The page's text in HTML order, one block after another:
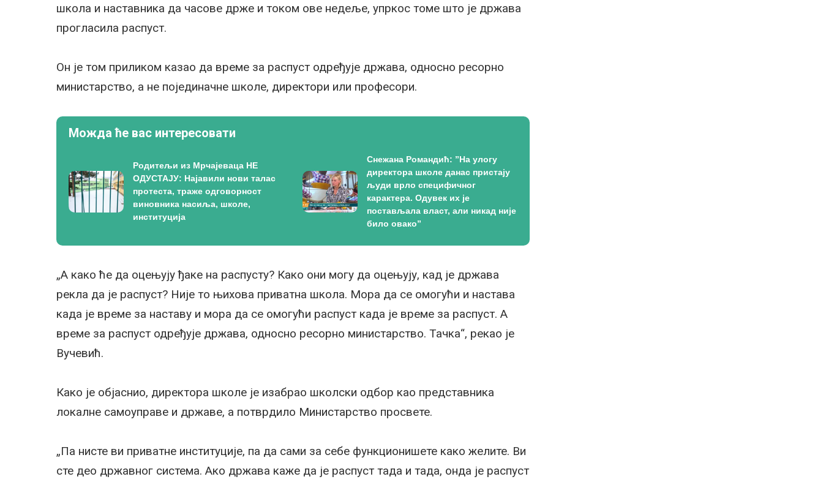
школа и наставника да часове држе и током ове недеље, упркос томе што је држава
прогласила распуст.
Он је том приликом казао да време за распуст одређује држава, односно ресорно
министарство, а не појединачне школе, директори или професори.
Можда ће вас интересовати
Родитељи из Мрчајеваца НЕ
ОДУСТАЈУ: Најавили нови талас
протеста, траже одговорност
виновника насиља, школе,
институција
Снежана Романдић: ”На улогу
директора школе данас пристају
људи врло специфичног
карактера. Одувек их је
постављала власт, али никад није
било овако”
„А како ће да оцењују ђаке на распусту? Како они могу да оцењују, кад је држава
рекла да је распуст? Није то њихова приватна школа. Мора да се омогући и настава
када је време за наставу и мора да се омогући распуст када је време за распуст. А
време за распуст одређује држава, односно ресорно министарство. Тачка“, рекао је
Вучевић.
Како је објаснио, директора школе је изабрао школски одбор као представника
локалне самоуправе и државе, а потврдило Министарство просвете.
„Па нисте ви приватне институције, па да сами за себе функционишете како желите. Ви
сте део државног система. Ако држава каже да је распуст тада и тада, онда је распуст